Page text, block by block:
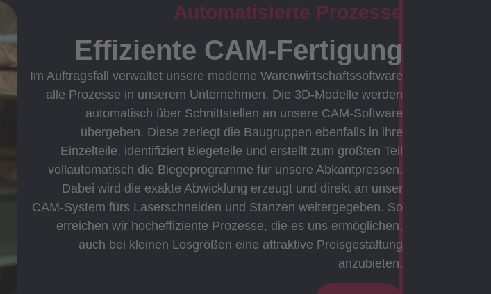
Automatisierte Prozesse
Effiziente CAM-Fertigung
Im Auftragsfall verwaltet unsere moderne Warenwirtschaftssoftware
alle Prozesse in unserem Unternehmen. Die 3D-Modelle werden
automatisch über Schnittstellen an unsere CAM-Software
übergeben. Diese zerlegt die Baugruppen ebenfalls in ihre
Einzelteile, identifiziert Biegeteile und erstellt zum größten Teil
vollautomatisch die Biegeprogramme für unsere Abkantpressen.
Dabei wird die exakte Abwicklung erzeugt und direkt an unser
CAM-System fürs Laserschneiden und Stanzen weitergegeben. So
erreichen wir hocheffiziente Prozesse, die es uns ermöglichen,
auch bei kleinen Losgrößen eine attraktive Preisgestaltung
anzubieten.